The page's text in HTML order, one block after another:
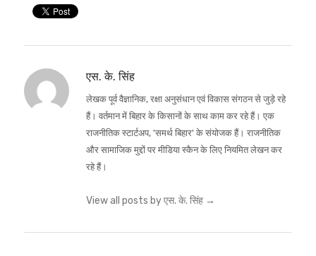
एस. के. सिंह
लेखक पूर्व वैज्ञानिक, रक्षा अनुसंधान एवं विकास संगठन से जुड़े रहे
हैं। वर्तमान में बिहार के किसानों के साथ काम कर रहे हैं। एक
राजनीतिक स्टार्टअप, 'समर्थ बिहार' के संयोजक हैं। राजनीतिक
और सामाजिक मुद्दों पर मीडिया स्कैन के लिए नियमित लेखन कर
रहे हैं।
View all posts by एस. के. सिंह →